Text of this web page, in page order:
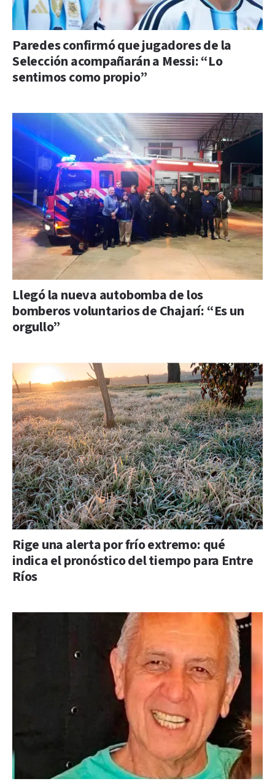
Paredes confirmó que jugadores de la
Selección acompañarán a Messi: “Lo
sentimos como propio”
Llegó la nueva autobomba de los
bomberos voluntarios de Chajarí: “Es un
orgullo”
Rige una alerta por frío extremo: qué
indica el pronóstico del tiempo para Entre
Ríos